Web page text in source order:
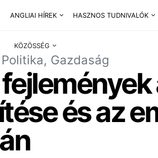
ANGLIAI HÍREK HASZNOS TUDNIVALÓK
KÖZÖSSÉG
Politika, Gazdaság
és az